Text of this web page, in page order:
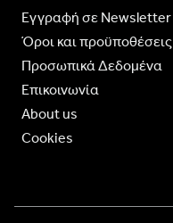
Eγγραφή σε Newsletter
Όροι και προϋποθέσεις
Προσωπικά Δεδομένα
Επικοινωνία
About us
Cookies